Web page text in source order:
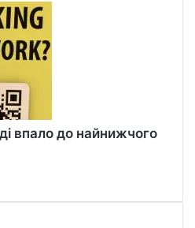
впало до найнижчого